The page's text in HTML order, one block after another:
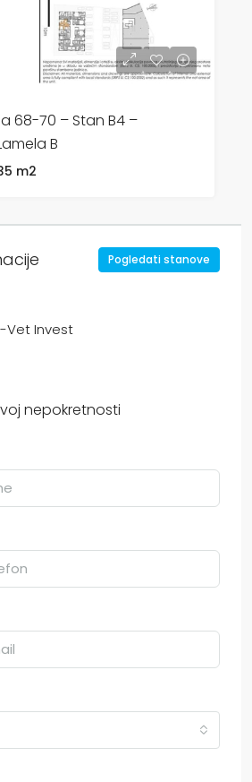
68-70 – Stan B4 –
B
m2
Pogledati stanove
Vet Invest
nepokretnosti